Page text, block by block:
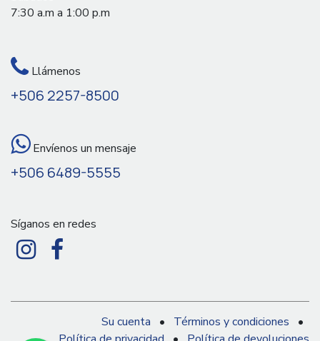
7:30 a.m a 1:00 p.m
Llámenos
+506 2257-8500
Envíenos un mensaje
+506 6489-5555
Síganos en redes
Su cuenta • Términos y condiciones
•